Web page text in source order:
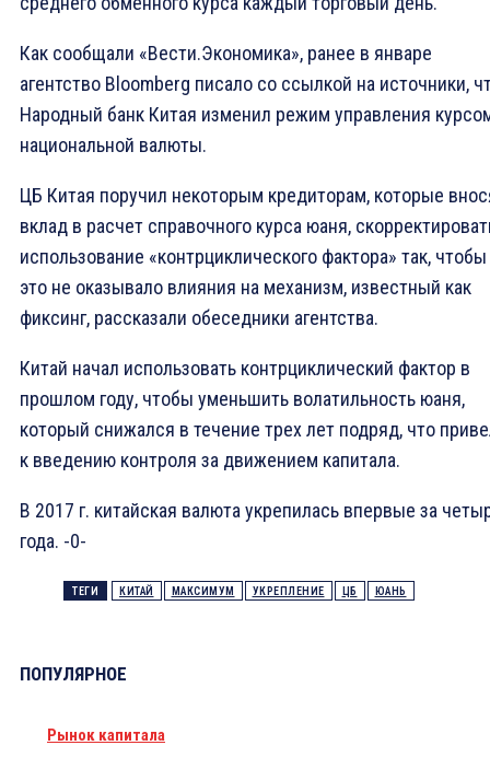
Как сообщали «Вести.Экономика», ранее в январе
агентство Bloomberg писало со ссылкой на источники,
Народный банк Китая изменил режим управления
национальной валюты.
ЦБ Китая поручил некоторым кредиторам, которые
вклад в расчет справочного курса юаня,
использование «контрциклического фактора» так, чтобы
это не оказывало влияния на механизм, известный как
фиксинг, рассказали обеседники агентства.
Китай начал использовать контрциклический фактор в
прошлом году, чтобы уменьшить волатильность юаня,
который снижался в течение трех лет подряд, что
к введению контроля за движением капитала.
В 2017 г. китайская валюта укрепилась впервые за
года. -0-
ТЕГИ КИТАЙ МАКСИМУМ УКРЕПЛЕНИЕ ЦБ ЮАНЬ
ПОПУЛЯРНОЕ
Рынок капитала